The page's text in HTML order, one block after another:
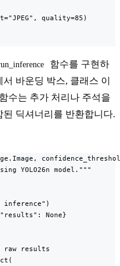
quality=85)
함수를 구현하
바운딩 박스, 클래스 이
수는 추가 처리나 주석을
딕셔너리를 반환합니다.
YOLO26n model."""
inference")
None}
raw results